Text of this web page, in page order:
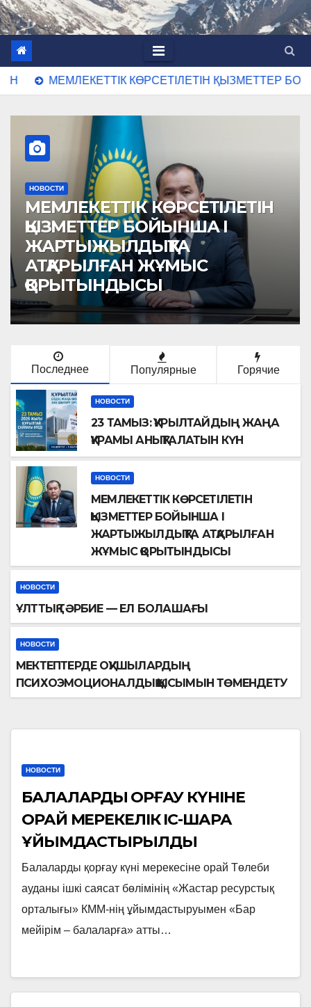
МЕМЛЕКЕТТІК КӨРСЕТІЛЕТІН ҚЫЗМЕТТЕР
НОВОСТИ
ҰЛТТЫҚ ТӘРБИЕ — ЕЛ
БОЛАШАҒЫ
Последнее Популярные Горячие
НОВОСТИ
23 ТАМЫЗ: ҚҰРЫЛТАЙДЫҢ ЖАҢА
ҚҰРАМЫ АНЫҚТАЛАТЫН КҮН
НОВОСТИ
МЕМЛЕКЕТТІК КӨРСЕТІЛЕТІН
ҚЫЗМЕТТЕР БОЙЫНША I
ЖАРТЫЖЫЛДЫҚТА АТҚАРЫЛҒАН
ЖҰМЫС ҚОРЫТЫНДЫСЫ
НОВОСТИ
ҰЛТТЫҚ ТӘРБИЕ — ЕЛ БОЛАШАҒЫ
НОВОСТИ
МЕКТЕПТЕРДЕ ОҚУШЫЛАРДЫҢ
ПСИХОЭМОЦИОНАЛДЫҚ ҚЫСЫМЫН ТӨМЕНДЕТУ
НОВОСТИ
БАЛАЛАРДЫ ҚОРҒАУ КҮНІНЕ
ОРАЙ МЕРЕКЕЛІК ІС-ШАРА
ҰЙЫМДАСТЫРЫЛДЫ
Балаларды қорғау күні мерекесіне орай Төлеби
ауданы ішкі саясат бөлімінің «Жастар ресурстық
орталығы» КММ-нің ұйымдастыруымен «Бар
мейірім – балаларға» атты…